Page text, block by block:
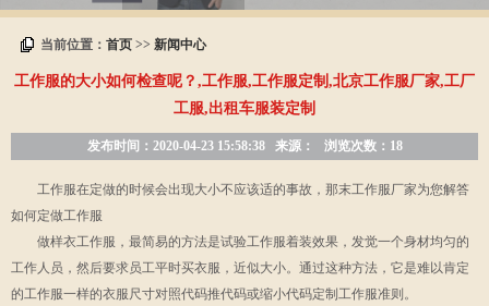
当前位置： 首页>> 新闻中心
工作服的大小如何检查呢？,工作服,工作服定制,北京工作服厂家,工厂
工服,出租车服装定制
发布时间：2020-04-23 15:58:38 来源： 浏览次数：18
工作服在定做的时候会出现大小不应该适的事故，那末工作服厂家为您解答
如何定做工作服
做样衣工作服，最简易的方法是试验工作服着装效果，发觉一个身材均匀的
工作人员，然后要求员工平时买衣服，近似大小。通过这种方法，它是难以肯定
的工作服一样的衣服尺寸对照代码推代码或缩小代码定制工作服准则。